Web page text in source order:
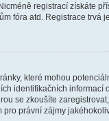
registrací získáte
fóra atd. Registrace trvá
které mohou
identifikačních informací
se zkoušíte
právní zájmy